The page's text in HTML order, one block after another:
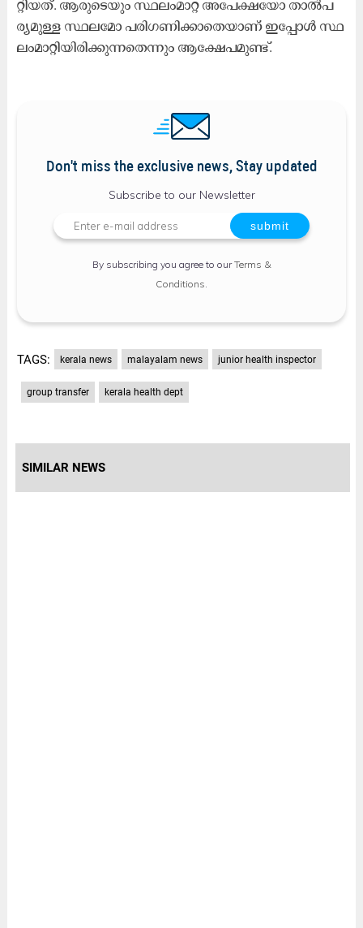
റ്റി​യ​ത്. ആ​രു​ടെ​യും സ്ഥ​ലം​മാ​റ്റ അ​പേ​ക്ഷ​യോ താ​ൽ​പ​
ര്യ​മു​ള്ള സ്ഥ​ല​മോ പ​രി​ഗ​ണി​ക്കാ​തെ​യാ​ണ് ഇ​പ്പോ​ള്‍ സ്ഥ​
ലം​മാ​റ്റി​യി​രി​ക്കു​ന്ന​തെ​ന്നും ആ​ക്ഷേ​പ​മു​ണ്ട്.
Don't miss the exclusive news, Stay updated
Subscribe to our Newsletter
By subscribing you agree to ourTerms &
Conditions
TAGS: kerala news malayalam news junior health inspector
group transfer kerala health dept
SIMILAR NEWS